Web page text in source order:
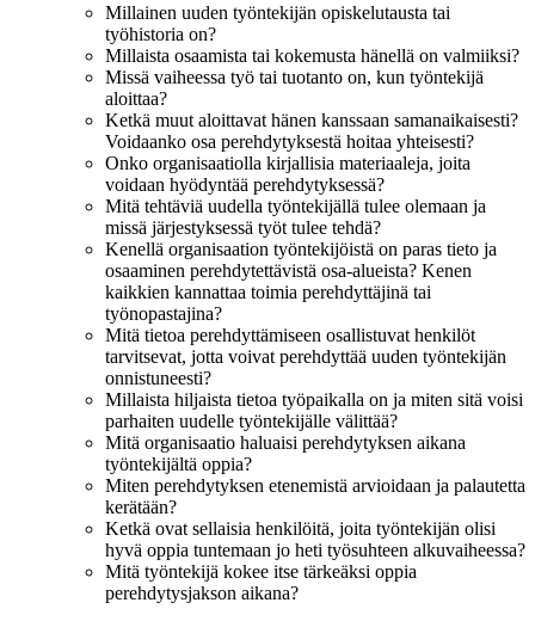
Millainen uuden työntekijän opiskelutausta tai
työhistoria on?
Millaista osaamista tai kokemusta hänellä on valmiiksi?
Missä vaiheessa työ tai tuotanto on, kun työntekijä
aloittaa?
Ketkä muut aloittavat hänen kanssaan samanaikaisesti?
Voidaanko osa perehdytyksestä hoitaa yhteisesti?
Onko organisaatiolla kirjallisia materiaaleja, joita
voidaan hyödyntää perehdytyksessä?
Mitä tehtäviä uudella työntekijällä tulee olemaan ja
missä järjestyksessä työt tulee tehdä?
Kenellä organisaation työntekijöistä on paras tieto ja
osaaminen perehdytettävistä osa-alueista? Kenen
kaikkien kannattaa toimia perehdyttäjinä tai
työnopastajina?
Mitä tietoa perehdyttämiseen osallistuvat henkilöt
tarvitsevat, jotta voivat perehdyttää uuden työntekijän
onnistuneesti?
Millaista hiljaista tietoa työpaikalla on ja miten sitä voisi
parhaiten uudelle työntekijälle välittää?
Mitä organisaatio haluaisi perehdytyksen aikana
työntekijältä oppia?
Miten perehdytyksen etenemistä arvioidaan ja palautetta
kerätään?
Ketkä ovat sellaisia henkilöitä, joita työntekijän olisi
hyvä oppia tuntemaan jo heti työsuhteen alkuvaiheessa?
Mitä työntekijä kokee itse tärkeäksi oppia
perehdytysjakson aikana?